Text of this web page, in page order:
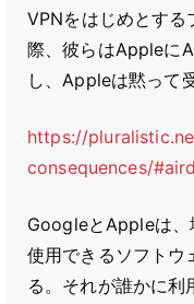
VPNをはじめとする
際、彼らはAppleに
し、Appleは黙って
https://
consequences/
GoogleとAppleは、
使用できるソフトウ
る。それが誰かに利